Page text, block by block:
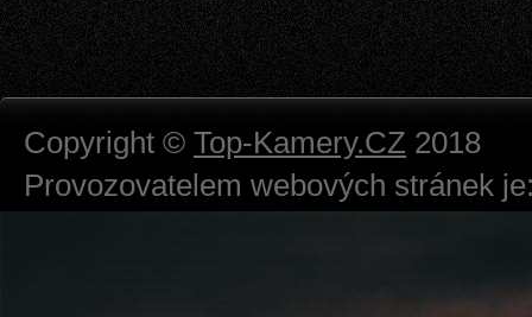
Copyright © Top-Kamery.CZ 2018
Provozovatelem webových stránek